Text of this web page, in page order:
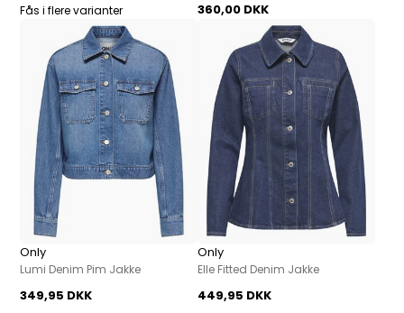
Fås i flere varianter 360,00 DKK
Only
Lumi Denim Pim Jakke
349,95 DKK
Only
Elle Fitted Denim Jakke
449,95 DKK